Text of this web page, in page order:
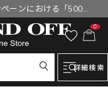
ーンにおける「500円
補填について
0
詳細検索